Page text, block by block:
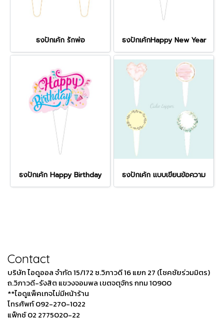
ธงปักเค้ก รักพ่อ ธงปักเค้กHappy New Year
ธงปักเค้ก Happy Birthday ธงปักเค้ก แบบเขียนข้อความ
Contact
บริษัท ไอดูออล จำกัด 15/172 ซ.วิภาวดี 16 แยก 27 (โชคชัยร่วมมิตร)
ถ.วิภาวดี-รังสิต แขวงจอมพล เขตจตุจักร กทม 10900
**ไอดูแพ็คเกจไม่มีหน้าร้าน
โทรศัพท์ 092-270-1022
แฟ็กซ์ 02 2775020-22